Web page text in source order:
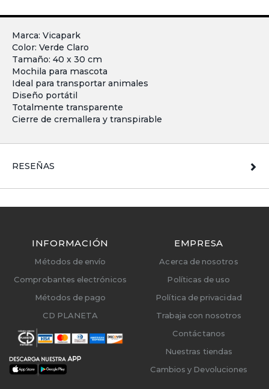
Marca: Vicapark
Color: Verde Claro
Tamaño: 40 x 30 cm
Mochila para mascota
Ideal para transportar animales
Diseño portátil
Totalmente transparente
Cierre de cremallera y transpirable
RESEÑAS
INFORMACIÓN
Métodos de envío
Comprobantes electrónicos
Métodos de pago
CD PLANETA
EMPRESA
Acerca de nosotros
Políticas de uso
Política de privacidad
Trabaja con nosotros
Contáctanos
Nuestras tiendas
Cambios y Devoluciones